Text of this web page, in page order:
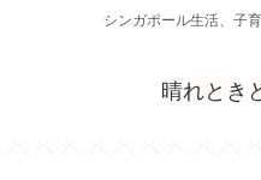
シンガポール生活、子
晴れとき